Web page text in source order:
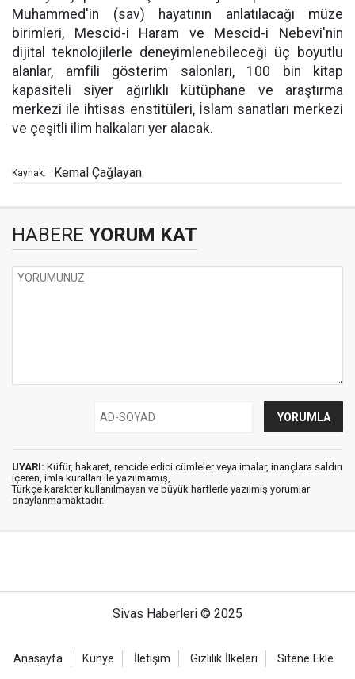
Muhammed'in (sav) hayatının anlatılacağı müze
birimleri, Mescid-i Haram ve Mescid-i Nebevi'nin
dijital teknolojilerle deneyimlenebileceği üç boyutlu
alanlar, amfili gösterim salonları, 100 bin kitap
kapasiteli siyer ağırlıklı kütüphane ve araştırma
merkezi ile ihtisas enstitüleri, İslam sanatları merkezi
ve çeşitli ilim halkaları yer alacak.
Kaynak: Kemal Çağlayan
HABERE YORUM KAT
UYARI: Küfür, hakaret, rencide edici cümleler veya imalar, inançlara saldırı
içeren, imla kuralları ile yazılmamış,
Türkçe karakter kullanılmayan ve büyük harflerle yazılmış yorumlar
onaylanmamaktadır.
Sivas Haberleri © 2025
Anasayfa Künye İletişim Gizlilik İlkeleri Sitene Ekle